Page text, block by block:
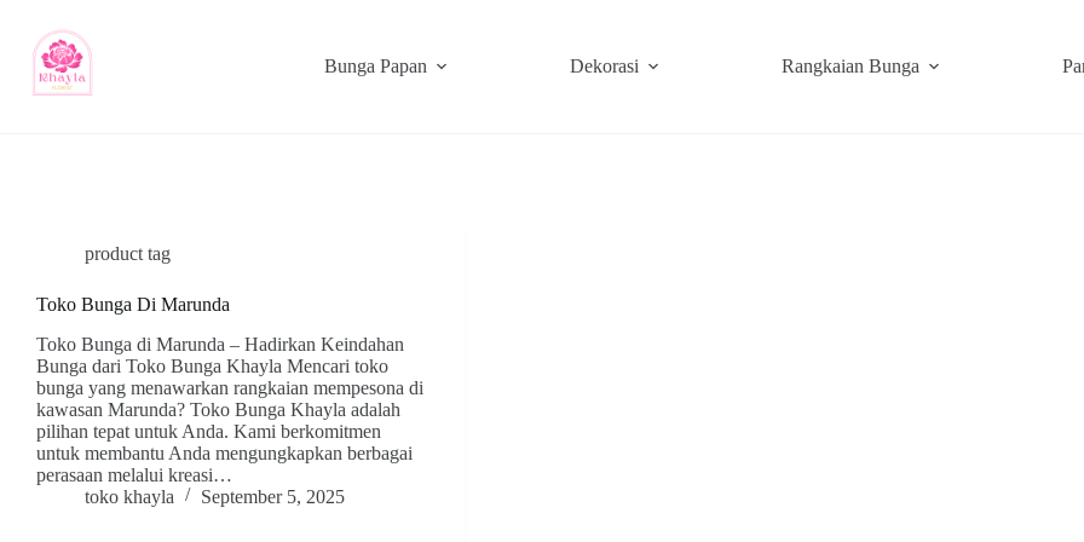
Bunga Papan Dekorasi Rangkaian Bunga
product tag
Toko Bunga Di Marunda
Toko Bunga di Marunda – Hadirkan Keindahan
Bunga dari Toko Bunga Khayla Mencari toko
bunga yang menawarkan rangkaian mempesona di
kawasan Marunda? Toko Bunga Khayla adalah
pilihan tepat untuk Anda. Kami berkomitmen
untuk membantu Anda mengungkapkan berbagai
perasaan melalui kreasi…
toko khayla
September 5, 2025